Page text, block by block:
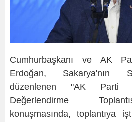
Cumhurbaşkanı ve AK
Erdoğan, Sakarya'nın
düzenlenen "AK
Değerlendirme
konuşmasında, toplantıya